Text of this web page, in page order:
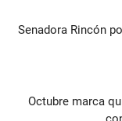
Senadora Rincón
Octubre marca